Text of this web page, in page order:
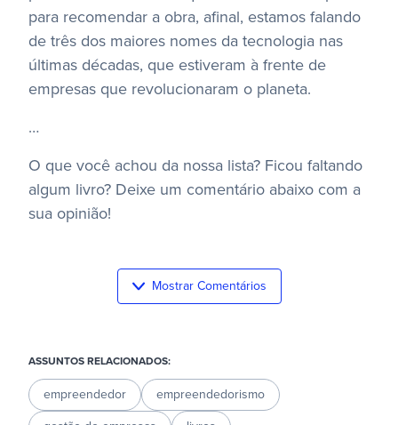
para recomendar a obra, afinal, estamos falando
de três dos maiores nomes da tecnologia nas
últimas décadas, que estiveram à frente de
empresas que revolucionaram o planeta.
…
O que você achou da nossa lista? Ficou faltando
algum livro? Deixe um comentário abaixo com a
sua opinião!
Mostrar Comentários
ASSUNTOS RELACIONADOS:
empreendedor empreendedorismo